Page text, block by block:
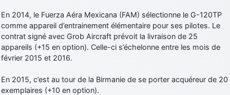
En 2014, le Fuerza Aéra Mexicana (FAM) sélectionne le G-120TP
comme appareil d’entrainement élémentaire pour ses pilotes. Le
contrat signé avec Grob Aircraft prévoit la livraison de 25
appareils (+15 en option). Celle-ci s’échelonne entre les mois de
février 2015 et 2016.
En 2015, c’est au tour de la Birmanie de se porter acquéreur de 20
exemplaires (+10 en option).